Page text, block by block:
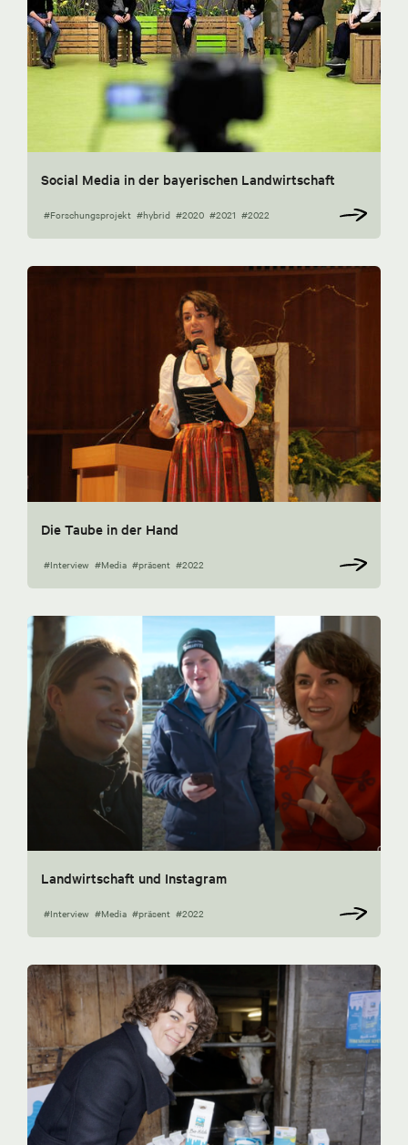
Social Media in der bayerischen Landwirtschaft
#Forschungsprojekt #hybrid #2020 #2021 #2022
Die Taube in der Hand
#Interview #Media #präsent #2022
Landwirtschaft und Instagram
#Interview #Media #präsent #2022